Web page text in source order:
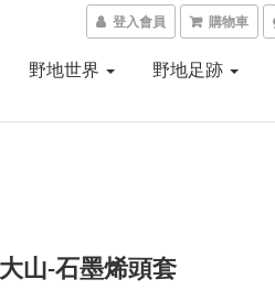
登入會員 購物車
野地世界 野地足跡
山-石墨烯頭套